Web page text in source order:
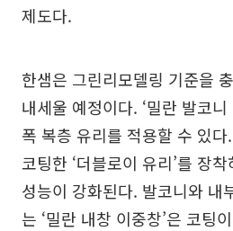
제도다.
한샘은 그린리모델링 기준을
내세울 예정이다. ‘밀란 발코
폭 복층 유리를 적용할 수 있
코팅한 ‘더블로이 유리’를 장
성능이 강화된다. 발코니와 내
는 ‘밀란 내창 이중창’은 코팅